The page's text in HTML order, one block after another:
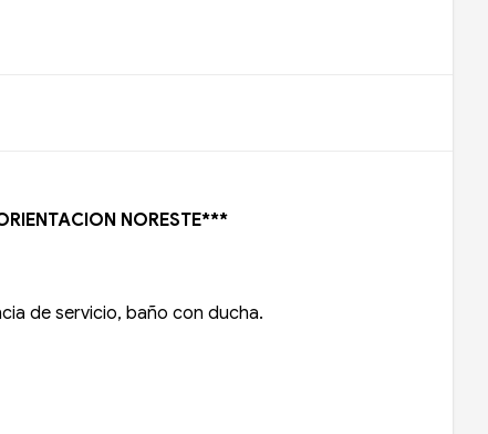
NORESTE***
de servicio, baño con ducha.